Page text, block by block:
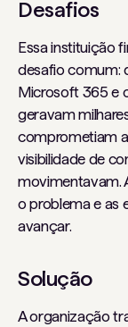
Desafios
Essa instituição
desafio comum:
Microsoft 365 e
geravam
comprometiam
visibilidade de
movimentavam.
o problema e as
avançar.
Solução
A organização